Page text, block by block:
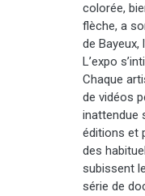
colorée,
flèche, a
de
L’expo
Chaque
de vidéos
inattendue
éditions et
des
subissent
série de